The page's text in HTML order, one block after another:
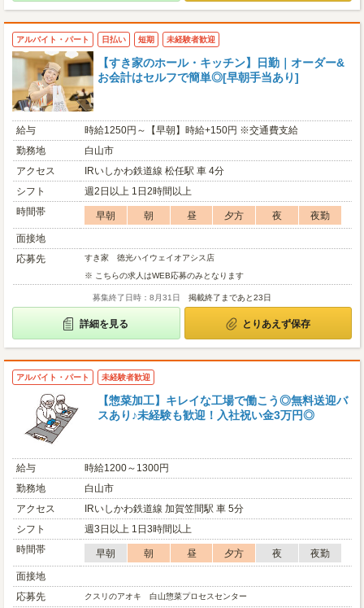
アルバイト・パート 日払い 短期 未経験者歓迎
【すき家のホール・キッチン】日勤｜オーダー&
お会計はセルフで簡単◎[早朝手当あり]
給与
時給1250円～【早朝】時給+150円 ※交通費支給
勤務地
白山市
アクセス
IRいしかわ鉄道線 松任駅 車 4分
シフト
週2日以上 1日2時間以上
時間帯
早朝 朝 昼 夕方 夜
夜勤
面接地
応募先
すき家 徳光ハイウェイオアシス店
※ こちらの求人はWEB応募のみとなります
募集終了日時：8月31日 掲載終了まであと23日
詳細を見る とりあえず保存
アルバイト・パート 未経験者歓迎
【惣菜加工】キレイな工場で働こう◎無料送迎バ
スあり♪未経験も歓迎！入社祝い金3万円◎
給与
時給1200～1300円
勤務地
白山市
アクセス
IRいしかわ鉄道線 加賀笠間駅 車 5分
シフト
週3日以上 1日3時間以上
時間帯
早朝 朝 昼 夕方 夜
夜勤
面接地
応募先
クスリのアオキ 白山惣菜プロセスセンター